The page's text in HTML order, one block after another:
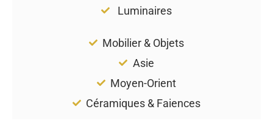
Luminaires
Mobilier & Objets
Asie
Moyen-Orient
Céramiques & Faiences